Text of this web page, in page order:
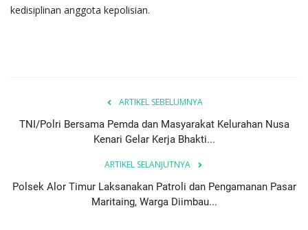
kedisiplinan anggota kepolisian.
ARTIKEL SEBELUMNYA
TNI/Polri Bersama Pemda dan Masyarakat Kelurahan Nusa
Kenari Gelar Kerja Bhakti...
ARTIKEL SELANJUTNYA
Polsek Alor Timur Laksanakan Patroli dan Pengamanan Pasar
Maritaing, Warga Diimbau...